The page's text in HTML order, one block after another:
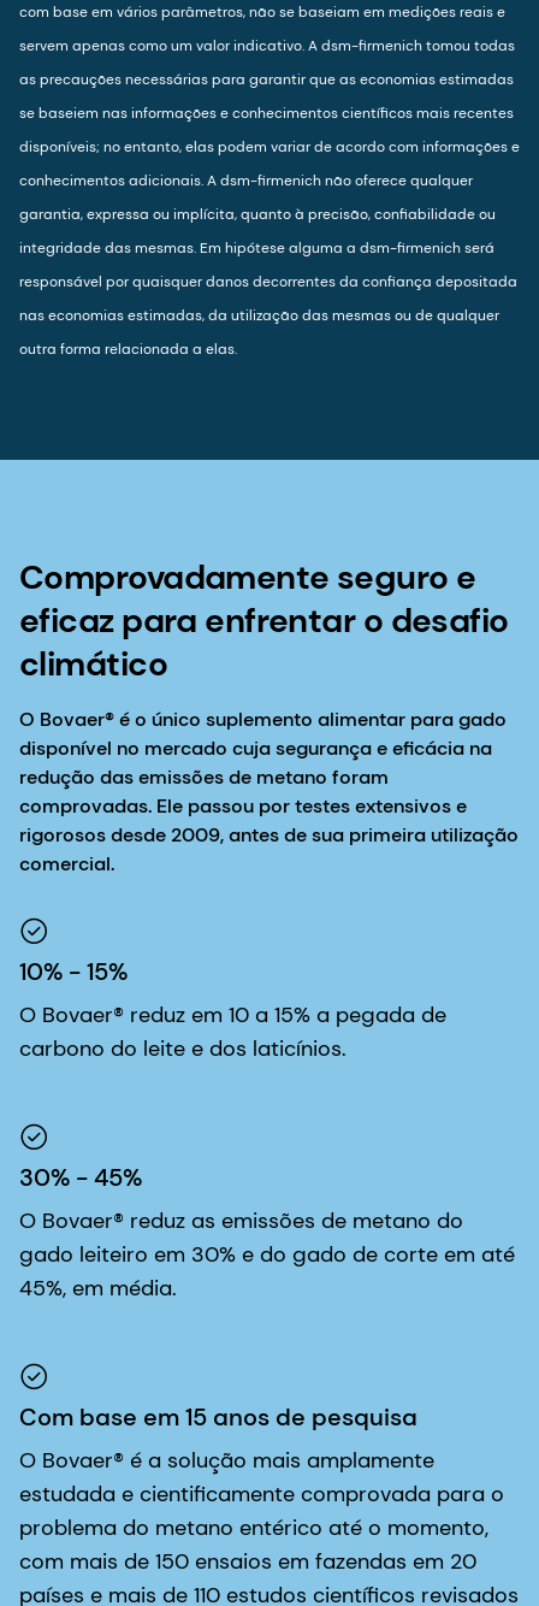
com base em vários parâmetros, não se baseiam em medições reais e
servem apenas como um valor indicativo. A dsm-firmenich tomou todas
as precauções necessárias para garantir que as economias estimadas
se baseiem nas informações e conhecimentos científicos mais recentes
disponíveis; no entanto, elas podem variar de acordo com informações e
conhecimentos adicionais. A dsm-firmenich não oferece qualquer
garantia, expressa ou implícita, quanto à precisão, confiabilidade ou
integridade das mesmas. Em hipótese alguma a dsm-firmenich será
responsável por quaisquer danos decorrentes da confiança depositada
nas economias estimadas, da utilização das mesmas ou de qualquer
outra forma relacionada a elas.
Comprovadamente seguro e
eficaz para enfrentar o desafio
climático
O Bovaer® é o único suplemento alimentar para gado
disponível no mercado cuja segurança e eficácia na
redução das emissões de metano foram
comprovadas. Ele passou por testes extensivos e
rigorosos desde 2009, antes de sua primeira utilização
comercial.
10% - 15%
O Bovaer® reduz em 10 a 15% a pegada de
carbono do leite e dos laticínios.
30% - 45%
O Bovaer® reduz as emissões de metano do
gado leiteiro em 30% e do gado de corte em até
45%, em média.
Com base em 15 anos de pesquisa
O Bovaer® é a solução mais amplamente
estudada e cientificamente comprovada para o
problema do metano entérico até o momento,
com mais de 150 ensaios em fazendas em 20
países e mais de 110 estudos científicos revisados